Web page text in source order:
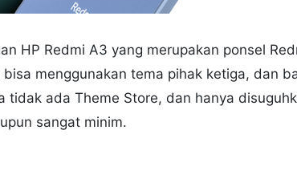
HP Redmi A3 yang merupakan ponsel
menggunakan tema pihak ketiga, dan
tidak ada Theme Store, dan hanya
sangat minim.